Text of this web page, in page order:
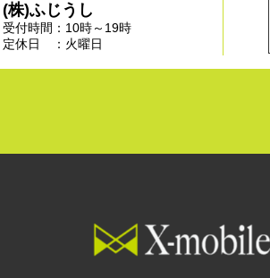
(株)ふじうし
受付時間：10時～19時
定休日 ：火曜日